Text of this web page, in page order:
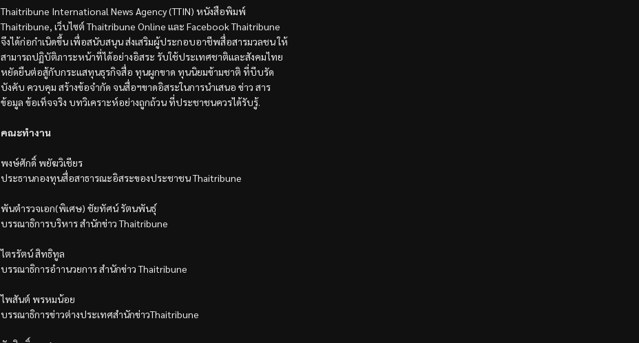
Thaitribune International News Agency (TTIN) หนังสือพิมพ์
Thaitribune, เว็บไซต์ Thaitribune Online และ Facebook Thaitribune
จึงได้ก่อกำเนิดขึ้น เพื่อสนับสนุน ส่งเสริมผู้ประกอบอาชีพสื่อสารมวลชน ให้
สามารถปฏิบัติภาระหน้าที่ได้อย่างอิสระ รับใช้ประเทศชาติและสังคมไทย
หยัดยืนต่อสู้กับกระแสทุนธุรกิจสื่อ ทุนผูกขาด ทุนนิยมข้ามชาติ ที่บีบรัด
บังคับ ควบคุม สร้างข้อจำกัด จนสื่อฯขาดอิสระในการนำเสนอ ข่าว สาร
ข้อมูล ข้อเท็จจริง บทวิเคราะห์อย่างถูกถ้วน ที่ประชาชนควรได้รับรู้.
คณะทำงาน
พงษ์ศักดิ์ พยัฆวิเชียร
ประธานกองทุนสื่อสาธารณะอิสระของประชาชน Thaitribune
พันตำรวจเอก(พิเศษ) ชัยทัศน์ รัตนพันธุ์
บรรณาธิการบริหาร สำนักข่าว Thaitribune
ไตรรัตน์ สิทธิทูล
บรรณาธิการอำานวยการ สำนักข่าว Thaitribune
ไพสันต์ พรหมน้อย
บรรณาธิการข่าวต่างประเทศสำนักข่าวThaitribune